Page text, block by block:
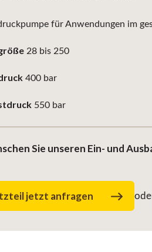
für Anwendungen im
28 bis 250
400 bar
550 bar
Sie unseren Ein- und
jetzt anfragen